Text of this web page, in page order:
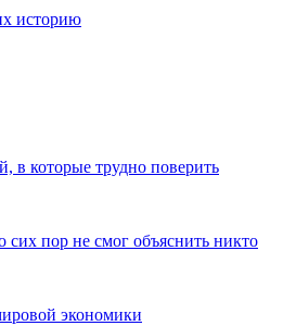
историю
в которые трудно поверить
сих пор не смог объяснить никто
экономики